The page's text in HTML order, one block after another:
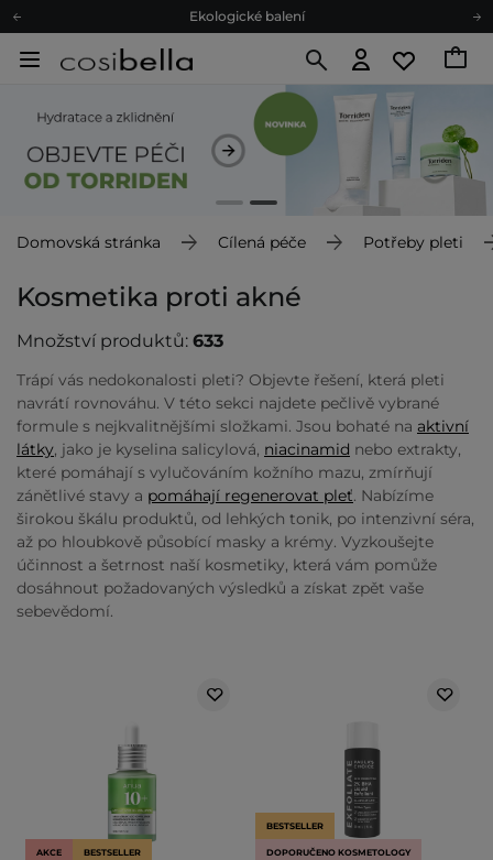
Ekologické balení
Doporučovací Program
Darkové karty
Ekologické balení
Domovská stránka Cílená péče Potřeby pleti
Kosmetika proti akné
Množství produktů: 633
Trápí vás nedokonalosti pleti? Objevte řešení, která pleti
navrátí rovnováhu. V této sekci najdete pečlivě vybrané
formule s nejkvalitnějšími složkami. Jsou bohaté na aktivní
látky, jako je kyselina salicylová, niacinamid nebo extrakty,
které pomáhají s vylučováním kožního mazu, zmírňují
zánětlivé stavy a pomáhají regenerovat pleť. Nabízíme
širokou škálu produktů, od lehkých tonik, po intenzivní séra,
až po hloubkově působící masky a krémy. Vyzkoušejte
účinnost a šetrnost naší kosmetiky, která vám pomůže
dosáhnout požadovaných výsledků a získat zpět vaše
sebevědomí.
AKCE BESTSELLER
BESTSELLER
DOPORUČENO KOSMETOLOGY